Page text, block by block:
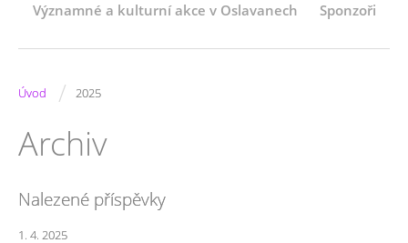
Významné a kulturní akce v Oslavanech Sponzoři
Úvod / 2025
Archiv
Nalezené příspěvky
1. 4. 2025